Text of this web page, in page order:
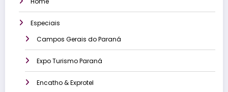
Especiais
Campos Gerais do Paraná
Expo Turismo Paraná
Encatho & Exprotel